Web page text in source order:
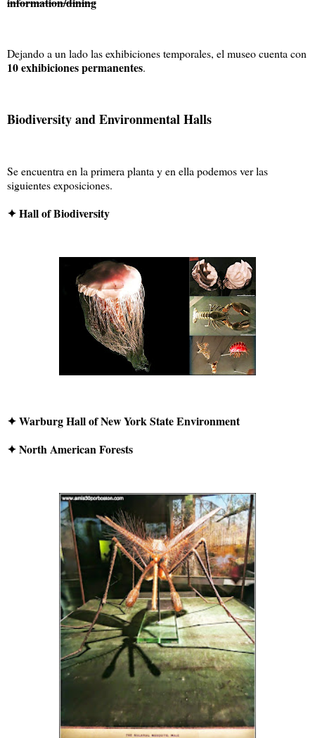
Dejando a un lado las exhibiciones temporales, el museo cuenta con
10 exhibiciones permanentes.
Biodiversity and Environmental Halls
Se encuentra en la primera planta y en ella podemos ver las
siguientes exposiciones.
✦ Hall of Biodiversity
✦ Warburg Hall of New York State Environment
✦ North American Forests